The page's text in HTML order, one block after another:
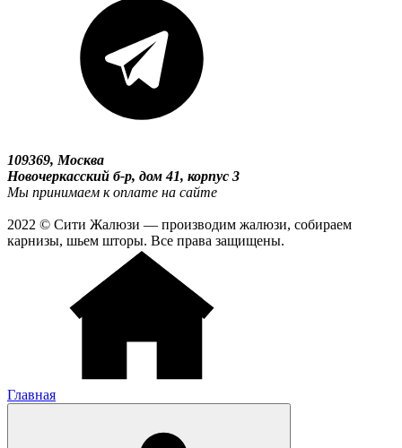
109369, Москва
Новочеркасский б-р, дом 41, корпус 3
Мы принимаем к оплате на сайте
2022 © Сити Жалюзи — производим жалюзи, собираем
карнизы, шьем шторы. Все права защищены.
Главная